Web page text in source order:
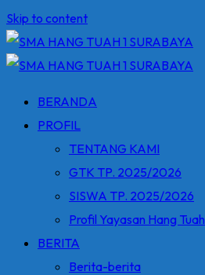
Skip to content
BERANDA
PROFIL
TENTANG KAMI
GTK TP. 2025/2026
SISWA TP. 2025/2026
Profil Yayasan Hang Tuah
BERITA
Berita-berita